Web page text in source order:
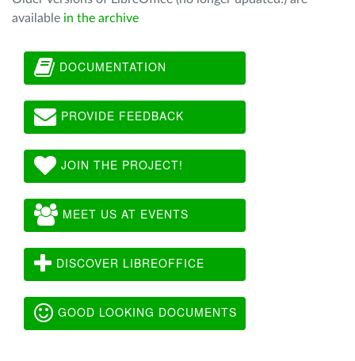
available in the archive
DOCUMENTATION
PROVIDE FEEDBACK
JOIN THE PROJECT!
MEET US AT EVENTS
DISCOVER LIBREOFFICE
GOOD LOOKING DOCUMENTS